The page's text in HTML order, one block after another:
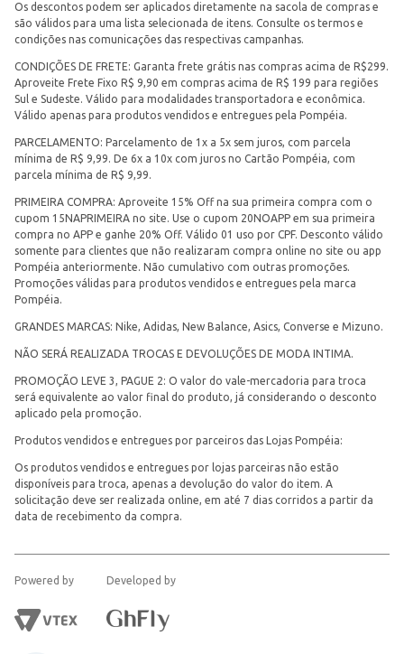
Os descontos podem ser aplicados diretamente na sacola de compras e
são válidos para uma lista selecionada de itens. Consulte os termos e
condições nas comunicações das respectivas campanhas.
CONDIÇÕES DE FRETE: Garanta frete grátis nas compras acima de R$299.
Aproveite Frete Fixo R$ 9,90 em compras acima de R$ 199 para regiões
Sul e Sudeste. Válido para modalidades transportadora e econômica.
Válido apenas para produtos vendidos e entregues pela Pompéia.
PARCELAMENTO: Parcelamento de 1x a 5x sem juros, com parcela
mínima de R$ 9,99. De 6x a 10x com juros no Cartão Pompéia, com
parcela mínima de R$ 9,99.
PRIMEIRA COMPRA: Aproveite 15% Off na sua primeira compra com o
cupom 15NAPRIMEIRA no site. Use o cupom 20NOAPP em sua primeira
compra no APP e ganhe 20% Off. Válido 01 uso por CPF. Desconto válido
somente para clientes que não realizaram compra online no site ou app
Pompéia anteriormente. Não cumulativo com outras promoções.
Promoções válidas para produtos vendidos e entregues pela marca
Pompéia.
GRANDES MARCAS: Nike, Adidas, New Balance, Asics, Converse e Mizuno.
NÃO SERÁ REALIZADA TROCAS E DEVOLUÇÕES DE MODA INTIMA.
PROMOÇÃO LEVE 3, PAGUE 2: O valor do vale-mercadoria para troca
será equivalente ao valor final do produto, já considerando o desconto
aplicado pela promoção.
Produtos vendidos e entregues por parceiros das Lojas Pompéia:
Os produtos vendidos e entregues por lojas parceiras não estão
disponíveis para troca, apenas a devolução do valor do item. A
solicitação deve ser realizada online, em até 7 dias corridos a partir da
data de recebimento da compra.
Powered by Developed by